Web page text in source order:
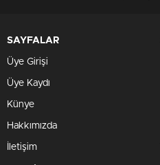
SAYFALAR
Üye Girişi
Üye Kaydı
Künye
Hakkımızda
İletişim